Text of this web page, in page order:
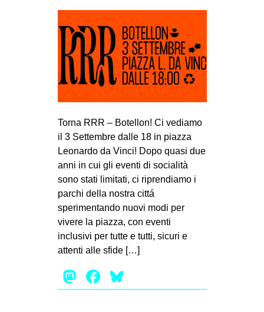
tw
bsky
ms
Torna RRR – Botellon! Ci vediamo
il 3 Settembre dalle 18 in piazza
Leonardo da Vinci! Dopo quasi due
anni in cui gli eventi di socialità
sono stati limitati, ci riprendiamo i
parchi della nostra cittá
sperimentando nuovi modi per
vivere la piazza, con eventi
inclusivi per tutte e tutti, sicuri e
attenti alle sfide […]
Mastodon
Facebook